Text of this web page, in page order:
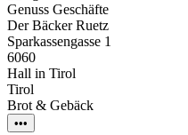
Genuss Geschäfte
Der Bäcker Ruetz
Sparkassengasse 1
6060
Hall in Tirol
Tirol
Brot & Gebäck
•••